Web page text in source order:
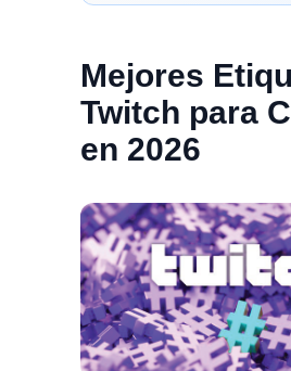
Mejores
Twitch para
en 2026